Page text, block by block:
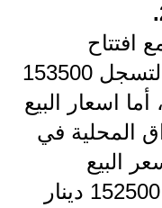
وزارة التربية
الامتحانات
الابتدائية
افتتاح
بورصتي الكفاح والحارثية لتسجل 153500
كل 100 دولار، أما اسعار البيع
المحلية في
البيع
154500، بينما بلغ الشراء 152500 دينار